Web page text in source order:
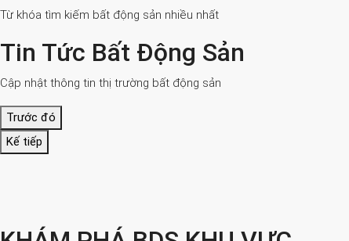
Từ khóa tìm kiếm bất động sản nhiều nhất
Tin Tức Bất Động Sản
Cập nhật thông tin thị trường bất động sản
Trước đó
Kế tiếp